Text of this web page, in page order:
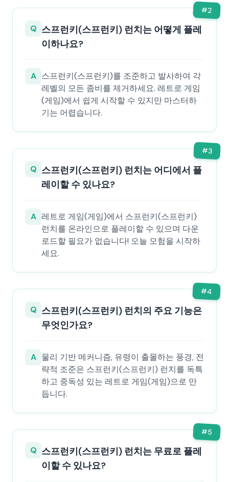
#2
Q 스프런키(스프런키) 런치는 어떻게 플레
이하나요?
A 스프런키(스프런키)를 조준하고 발사하여 각
레벨의 모든 좀비를 제거하세요. 레트로 게임
(게임)에서 쉽게 시작할 수 있지만 마스터하
기는 어렵습니다.
#3
Q 스프런키(스프런키) 런치는 어디에서 플
레이할 수 있나요?
A 레트로 게임(게임)에서 스프런키(스프런키)
런치를 온라인으로 플레이할 수 있으며 다운
로드할 필요가 없습니다! 오늘 모험을 시작하
세요.
#4
Q 스프런키(스프런키) 런치의 주요 기능은
무엇인가요?
A 물리 기반 메커니즘, 유령이 출몰하는 풍경, 전
략적 조준은 스프런키(스프런키) 런치를 독특
하고 중독성 있는 레트로 게임(게임)으로 만
듭니다.
#5
Q 스프런키(스프런키) 런치는 무료로 플레
이할 수 있나요?